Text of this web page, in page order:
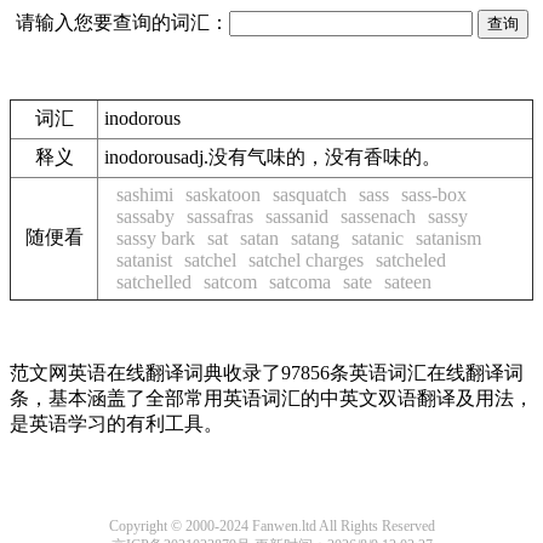
请输入您要查询的词汇：
词汇
inodorous
释义
inodorousadj.没有气味的，没有香味的。
随便看
sashimi saskatoon sasquatch sass sass-box
sassaby sassafras sassanid sassenach
sassy
sassy bark
sat satan satang satanic satanism
satanist satchel satchel charges satcheled
satchelled
satcom satcoma sate sateen
范文网英语在线翻译词典收录了97856条英语词汇在线翻译词
条，基本涵盖了全部常用英语词汇的中英文双语翻译及用法，
是英语学习的有利工具。
Copyright © 2000-2024 Fanwen.ltd All Rights Reserved